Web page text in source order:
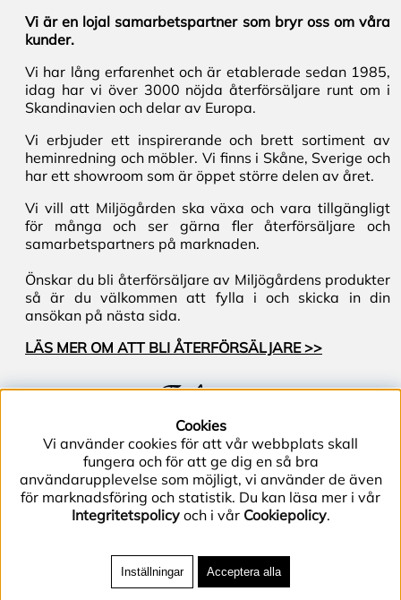
Vi är en lojal samarbetspartner som bryr oss om våra
kunder.
Vi har lång erfarenhet och är etablerade sedan 1985,
idag har vi över 3000 nöjda återförsäljare runt om i
Skandinavien och delar av Europa.
Vi erbjuder ett inspirerande och brett sortiment av
heminredning och möbler. Vi finns i Skåne, Sverige och
har ett showroom som är öppet större delen av året.
Vi vill att Miljögården ska växa och vara tillgängligt
för många och ser gärna fler återförsäljare och
samarbetspartners på marknaden.
Önskar du bli återförsäljare av Miljögårdens produkter
så är du välkommen att fylla i och skicka in din
ansökan på nästa sida.
LÄS MER OM ATT BLI ÅTERFÖRSÄLJARE >>
Följ oss
Telefon (+46) 40–40 86 40 | E-post
info@miljogarden.com
| Bolagsgatan 2, 233 51
Svedala
Cookies
Vi använder cookies för att vår webbplats skall
fungera och för att ge dig en så bra
användarupplevelse som möjligt, vi använder de även
för marknadsföring och statistik. Du kan läsa mer i vår
Integritetspolicyoch i vår Cookiepolicy.
Inställningar Acceptera alla